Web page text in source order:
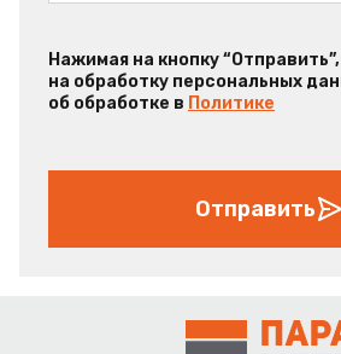
Нажимая на кнопку
на обработку персональных
об обработке в Политике
Отправить